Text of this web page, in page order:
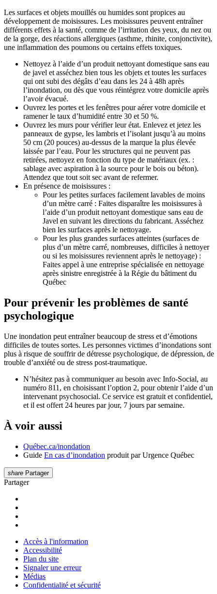
Les surfaces et objets mouillés ou humides sont propices au
développement de moisissures. Les moisissures peuvent entraîner
différents effets à la santé, comme de l’irritation des yeux, du nez ou
de la gorge, des réactions allergiques (asthme, rhinite, conjonctivite),
une inflammation des poumons ou certains effets toxiques.
Nettoyez à l’aide d’un produit nettoyant domestique sans eau
de javel et asséchez bien tous les objets et toutes les surfaces
qui ont subi des dégâts d’eau dans les 24 à 48h après
l’inondation, ou dès que vous réintégrez votre domicile après
l’avoir évacué.
Ouvrez les portes et les fenêtres pour aérer votre domicile et
ramener le taux d’humidité entre 30 et 50 %.
Ouvrez les murs pour vérifier leur état. Enlevez et jetez les
panneaux de gypse, les lambris et l’isolant jusqu’à au moins
50 cm (20 pouces) au-dessus de la marque la plus élevée
laissée par l’eau. Pour les structures qui ne peuvent pas
retirées, nettoyez en fonction du type de matériaux (ex. :
sablage avec aspiration à la source pour le bois ou béton).
Attendez que tout soit sec avant de refermer.
En présence de moisissures :
Pour les petites surfaces facilement lavables de moins
d’un mètre carré : Faites disparaître les moisissures à
l’aide d’un produit nettoyant domestique sans eau de
Javel en suivant les directions du fabricant. Asséchez
bien les surfaces après le nettoyage.
Pour les plus grandes surfaces atteintes (surfaces de
plus d’un mètre carré, nombreuses, difficiles à nettoyer
ou si les moisissures reviennent après le nettoyage) :
Faites appel à une entreprise spécialisée en nettoyage
après sinistre enregistrée à la Régie du bâtiment du
Québec
Pour prévenir les problèmes de santé
psychologique
Une inondation peut entraîner beaucoup de stress et d’émotions
difficiles de toutes sortes. Les personnes victimes d’inondations sont
plus à risque de souffrir de détresse psychologique, de dépression, de
trouble d’anxiété ou de stress post-traumatique.
N’hésitez pas à communiquer au besoin avec Info-Social, au
numéro 811, en choisissant l’option 2, pour obtenir l’aide d’un
intervenant psychosocial. Ce service est gratuit et confidentiel,
et il est offert 24 heures par jour, 7 jours par semaine.
À voir aussi
Québec.ca/inondation
Guide En cas d’inondation produit par Urgence Québec
share Partager
Partager
Accès à l'information
Accessibilité
Plan du site
Signaler une erreur
Médias
Confidentialité et sécurité